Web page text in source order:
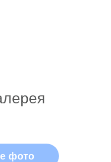
фото